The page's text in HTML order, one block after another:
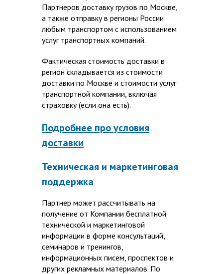
Партнеров доставку грузов по Москве,
а также отправку в регионы России
любым транспортом с использованием
услуг транспортных компаний.
Фактическая стоимость доставки в
регион складывается из стоимости
доставки по Москве и стоимости услуг
транспортной компании, включая
страховку (если она есть).
Подробнее про условия
доставки
Техническая и маркетинговая
поддержка
Партнер может рассчитывать на
получение от Компании бесплатной
технической и маркетинговой
информации в форме консультаций,
семинаров и тренингов,
информационных писем, проспектов и
других рекламных материалов. По